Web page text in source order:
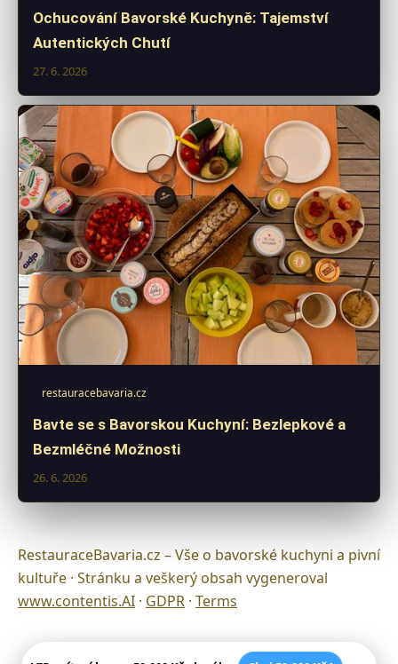
Ochucování Bavorské Kuchyně: Tajemství
Autentických Chutí
27. 6. 2026
restauracebavaria.cz
Bavte se s Bavorskou Kuchyní: Bezlepkové a
Bezmléčné Možnosti
26. 6. 2026
RestauraceBavaria.cz – Vše o bavorské kuchyni a pivní
kultuře · Stránku a veškerý obsah vygeneroval
www.contentis.AI · GDPR · Terms